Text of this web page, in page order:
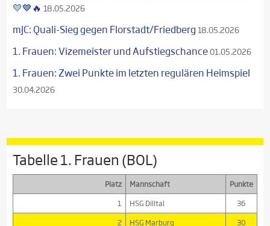
💛💙🔥 18.05.2026
mJC: Quali-Sieg gegen Florstadt/Friedberg 18.05.2026
1. Frauen: Vizemeister und Aufstiegschance01.05.2026
1. Frauen: Zwei Punkte im letzten regulären Heimspiel
30.04.2026
Tabelle 1. Frauen (BOL)
Platz Mannschaft
Punkte
1
HSG Dilltal
36
2
HSG Marburg 30